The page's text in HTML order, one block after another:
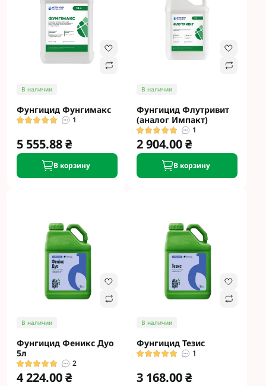
В наличии
Фунгицид Фунгимакс
1
5 555.88 ₴
В корзину
В наличии
Фунгицид Флутривит
(аналог Импакт)
1
2 904.00 ₴
В корзину
В наличии
Фунгицид Феникс Дуо
5л
2
4 224.00 ₴
В наличии
Фунгицид Тезис
1
3 168.00 ₴